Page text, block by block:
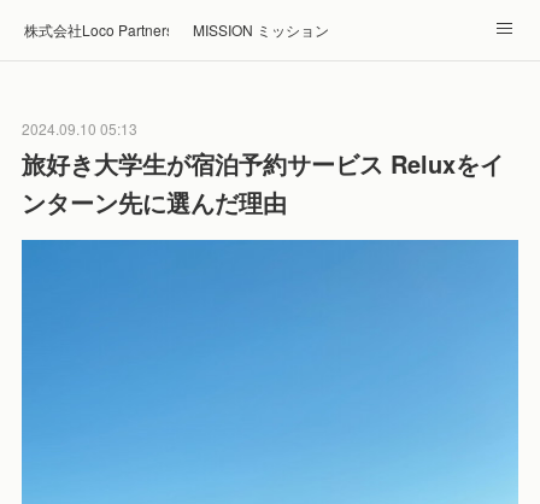
株式会社Loco Partners 🏠HomeMISSION ミッション
Blog ブログ ホテル・旅館の宿泊予約はRelux
2024.09.10 05:13
旅好き大学生が宿泊予約サービス Reluxをイ
ンターン先に選んだ理由